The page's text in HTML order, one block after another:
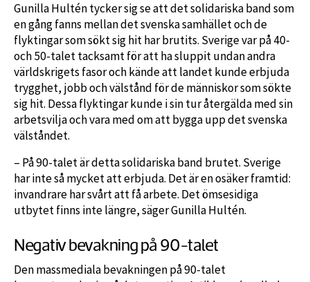
Gunilla Hultén tycker sig se att det solidariska band som
en gång fanns mellan det svenska samhället och de
flyktingar som sökt sig hit har brutits. Sverige var på 40-
och 50-talet tacksamt för att ha sluppit undan andra
världskrigets fasor och kände att landet kunde erbjuda
trygghet, jobb och välstånd för de människor som sökte
sig hit. Dessa flyktingar kunde i sin tur återgälda med sin
arbetsvilja och vara med om att bygga upp det svenska
välståndet.
– På 90-talet är detta solidariska band brutet. Sverige
har inte så mycket att erbjuda. Det är en osäker framtid:
invandrare har svårt att få arbete. Det ömsesidiga
utbytet finns inte längre, säger Gunilla Hultén.
Negativ bevakning på 90-talet
Den massmediala bevakningen på 90-talet